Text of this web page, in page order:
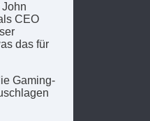
CEO
das für
Gaming-